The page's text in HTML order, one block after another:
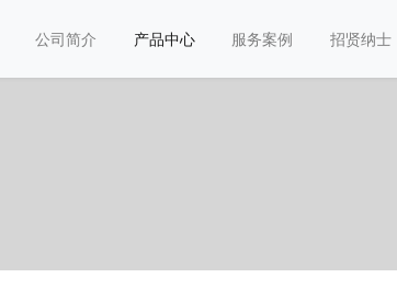
公司简介 产品中心 服务案例 招贤纳士